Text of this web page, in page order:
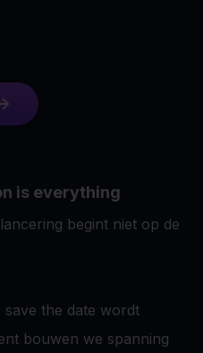
is everything
begint niet op de
save the date wordt
bouwen we spanning